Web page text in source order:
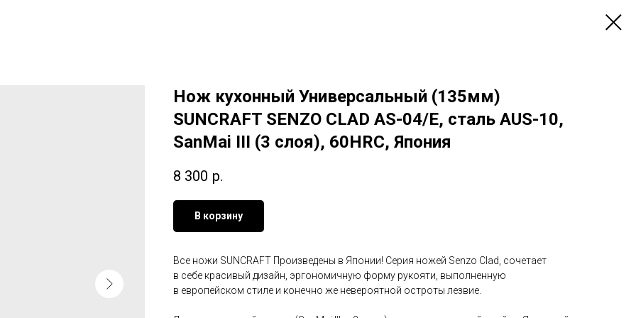
Нож кухонный Универсальный (135мм)
SUNCRAFT SENZO CLAD AS-04/E, сталь AUS-10,
SanMai III (3 слоя), 60HRC, Япония
8 300 р.
В корзину
Все ножи SUNCRAFT Произведены в Японии! Серия ножей Senzo Clad, сочетает
в себе красивый дизайн, эргономичную форму рукояти, выполненную
в европейском стиле и конечно же невероятной остроты лезвие.